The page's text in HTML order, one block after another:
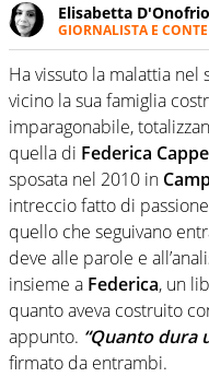
Elisabetta D'Onofrio
GIORNALISTA E
Giornalista
personale e
suoi protagonisti,
nell'ambito della
destra, oggi si
una classifica
Ha vissuto la malattia
vicino la sua famiglia
imparagonabile,
quella di Federica
sposata nel 2010 in
intreccio fatto di
quello che seguivano
deve alle parole e
insieme a Federica, un
quanto aveva costruito
appunto. “Quanto dura
firmato da entrambi.